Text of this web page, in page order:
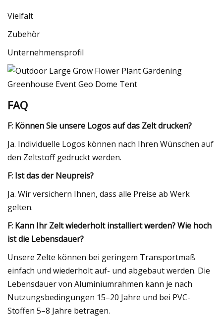
Vielfalt
Zubehör
Unternehmensprofil
FAQ
F: Können Sie unsere Logos auf das Zelt drucken?
Ja. Individuelle Logos können nach Ihren Wünschen auf
den Zeltstoff gedruckt werden.
F: Ist das der Neupreis?
Ja. Wir versichern Ihnen, dass alle Preise ab Werk
gelten.
F: Kann Ihr Zelt wiederholt installiert werden? Wie hoch
ist die Lebensdauer?
Unsere Zelte können bei geringem Transportmaß
einfach und wiederholt auf- und abgebaut werden. Die
Lebensdauer von Aluminiumrahmen kann je nach
Nutzungsbedingungen 15–20 Jahre und bei PVC-
Stoffen 5–8 Jahre betragen.